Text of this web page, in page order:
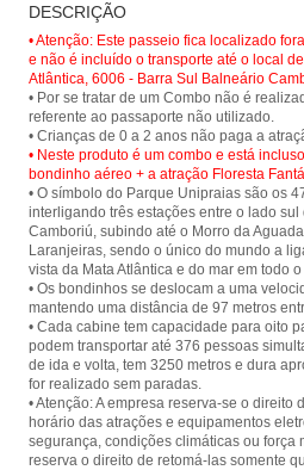
Unipraias em Balneário Camboriú e
tenha um vista panorâmica da cidade
e suas belas praias.
DESCRIÇÃO
• Atenção: Este passeio fica localizado
e não é incluído o transporte até o local
Atlântica, 6006 - Barra Sul Balneário
• Por se tratar de um Combo não é
referente ao passaporte não utilizado.
• Neste produto é um combo e está
bondinho aéreo + a atração Floresta
• O símbolo do Parque Unipraias são os
interligando três estações entre o lado
Camboriú, subindo até o Morro da
Laranjeiras, sendo o único do mundo a
vista da Mata Atlântica e do mar em todo o
• Os bondinhos se deslocam a uma
mantendo uma distância de 97 metros
• Cada cabine tem capacidade para oito
podem transportar até 376 pessoas
de ida e volta, tem 3250 metros e dura
for realizado sem paradas.
• Atenção: A empresa reserva-se o direito
horário das atrações e equipamentos
segurança, condições climáticas ou força
reserva o direito de retomá-las somente